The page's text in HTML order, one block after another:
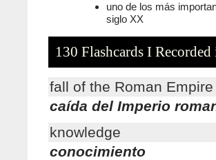
uno de los más
siglo XX
130 Flashcards I
fall of the Roman Empire
caída del Imperio
knowledge
conocimiento